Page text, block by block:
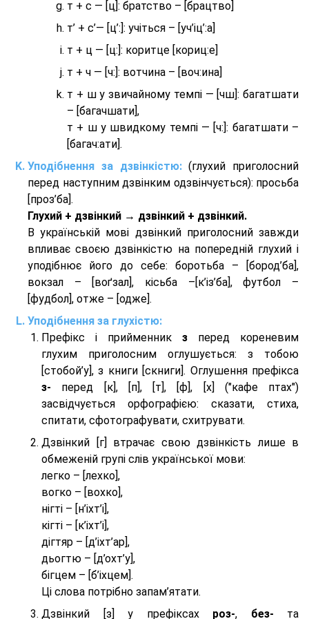
т + с — [ц]: братство – [брaцтво]
т’ + с’— [ц’:]: учіться – [уч’іц’:a]
т + ц — [ц:]: коритце [кориц:е]
т + ч — [ч:]: вотчина – [вoч:ина]
т + ш у звичайному темпі — [чш]: багатшати
– [багачшати],
т + ш у швидкому темпі — [ч:]: багатшати –
[багач:ати].
Уподібнення за дзвінкістю:(глухий приголосний
перед наступним дзвінким одзвінчується): просьба
[проз’ба].
Глухий + дзвінкий → дзвінкий + дзвінкий.
В українській мові дзвінкий приголосний завжди
впливає своєю дзвінкістю на попередній глухий і
уподібнює його до себе: боротьба – [бород’ба],
вокзал – [воґзал], кісьба –[к’із’ба], футбол –
[фудбол], отже – [одже].
Уподібнення за глухістю:
Префікс і прийменник з перед кореневим
глухим приголосним оглушується: з тобою
[стобой’у], з книги [скниги]. Оглушення префікса
з- перед [к], [п], [т], [ф], [х] ("кафе птах")
засвідчується орфографією: сказати, стиха,
спитати, сфотографувати, схитрувати.
Дзвінкий [г] втрачає свою дзвінкість лише в
обмеженій групі слів української мови:
легко – [лехко],
вогко – [вохко],
нігті – [н’іхт’і],
кігті – [к’іхт’і],
дігтяр – [д’іхт’ар],
дьогтю – [д’охт’у],
бігцем – [б’іхцем].
Ці слова потрібно запам’ятати.
Дзвінкий [з] у префіксах роз-, без- та